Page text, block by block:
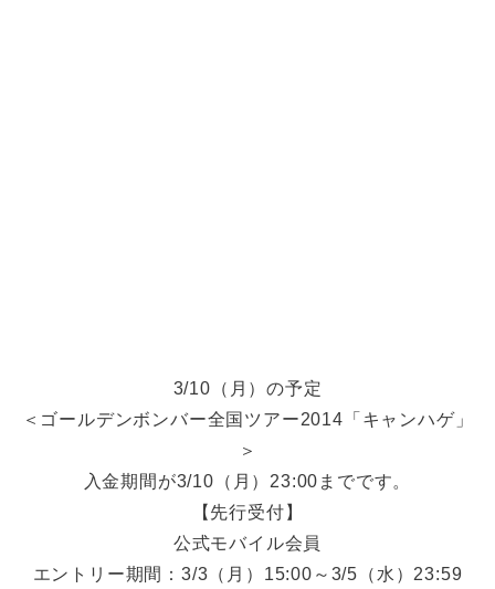
3/10（月）の予定
＜ゴールデンボンバー全国ツアー2014「キャンハゲ」
＞
入金期間が3/10（月）23:00までです。
【先行受付】
公式モバイル会員
エントリー期間：3/3（月）15:00～3/5（水）23:59